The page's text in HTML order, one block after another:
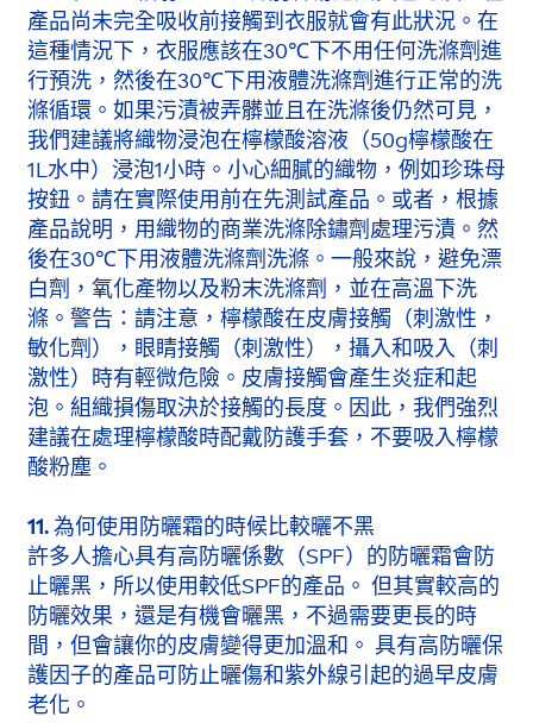
產品尚未完全吸收前接觸到衣服就會有此狀況。在
這種情況下，衣服應該在30℃下不用任何洗滌劑進
行預洗，然後在30℃下用液體洗滌劑進行正常的洗
滌循環。如果污漬被弄髒並且在洗滌後仍然可見，
我們建議將織物浸泡在檸檬酸溶液（50g檸檬酸在
1L水中）浸泡1小時。小心細膩的織物，例如珍珠母
按鈕。請在實際使用前在先測試產品。或者，根據
產品說明，用織物的商業洗滌除鏽劑處理污漬。然
後在30℃下用液體洗滌劑洗滌。一般來說，避免漂
白劑，氧化產物以及粉末洗滌劑，並在高溫下洗
滌。警告：請注意，檸檬酸在皮膚接觸（刺激性，
敏化劑），眼睛接觸（刺激性），攝入和吸入（刺
激性）時有輕微危險。皮膚接觸會產生炎症和起
泡。組織損傷取決於接觸的長度。因此，我們強烈
建議在處理檸檬酸時配戴防護手套，不要吸入檸檬
酸粉塵。
11. 為何使用防曬霜的時候比較曬不黑
許多人擔心具有高防曬係數（SPF）的防曬霜會防
止曬黑，所以使用較低SPF的產品。 但其實較高的
防曬效果，還是有機會曬黑，不過需要更長的時
間，但會讓你的皮膚變得更加溫和。 具有高防曬保
護因子的產品可防止曬傷和紫外線引起的過早皮膚
老化。